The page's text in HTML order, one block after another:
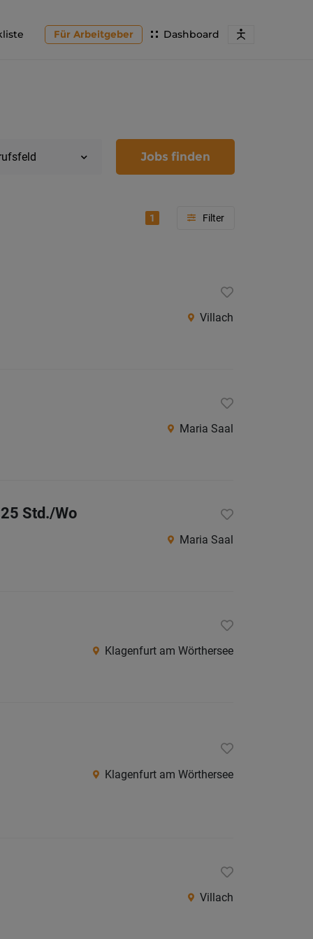
Dashboard
Für Arbeitgeber
Jobs finden
1
Villach
Maria Saal
Std./Wo
Maria Saal
Klagenfurt am Wörthersee
Klagenfurt am Wörthersee
Villach